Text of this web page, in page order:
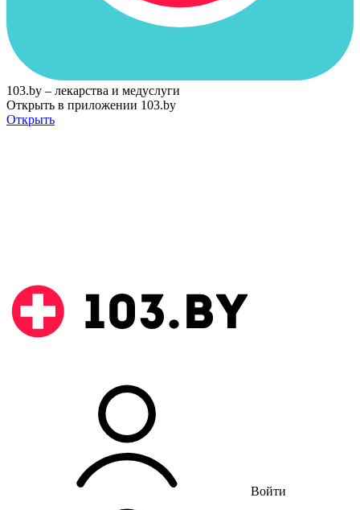
103.by – лекарства и медуслуги
Открыть в приложении 103.by
Открыть
Войти